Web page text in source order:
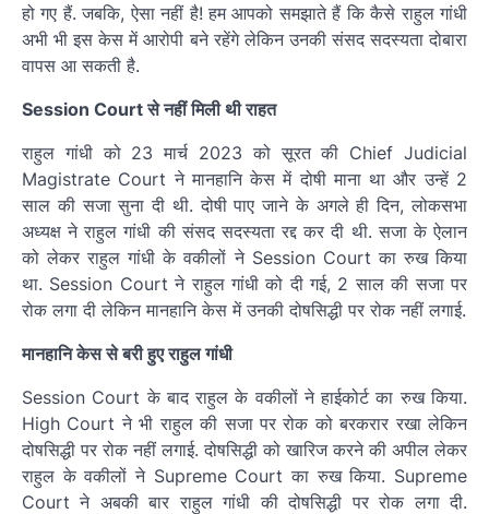
हो गए हैं. जबकि, ऐसा नहीं है! हम आपको समझाते हैं कि कैसे राहुल गांधी
अभी भी इस केस में आरोपी बने रहेंगे लेकिन उनकी संसद सदस्यता दोबारा
वापस आ सकती है.
Session Court से नहीं मिली थी राहत
राहुल गांधी को 23 मार्च 2023 को सूरत की Chief Judicial
Magistrate Court ने मानहानि केस में दोषी माना था और उन्हें 2
साल की सजा सुना दी थी. दोषी पाए जाने के अगले ही दिन, लोकसभा
अध्यक्ष ने राहुल गांधी की संसद सदस्यता रद्द कर दी थी. सजा के ऐलान
को लेकर राहुल गांधी के वकीलों ने Session Court का रुख किया
था. Session Court ने राहुल गांधी को दी गई, 2 साल की सजा पर
रोक लगा दी लेकिन मानहानि केस में उनकी दोषसिद्धी पर रोक नहीं लगाई.
मानहानि केस से बरी हुए राहुल गांधी
Session Court के बाद राहुल के वकीलों ने हाईकोर्ट का रुख किया.
High Court ने भी राहुल की सजा पर रोक को बरकरार रखा लेकिन
दोषसिद्धी पर रोक नहीं लगाई. दोषसिद्धी को खारिज करने की अपील लेकर
राहुल के वकीलों ने Supreme Court का रुख किया. Supreme
Court ने अबकी बार राहुल गांधी की दोषसिद्धी पर रोक लगा दी.